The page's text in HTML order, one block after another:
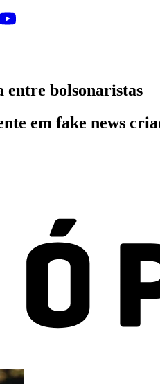
entre bolsonaristas
em fake news